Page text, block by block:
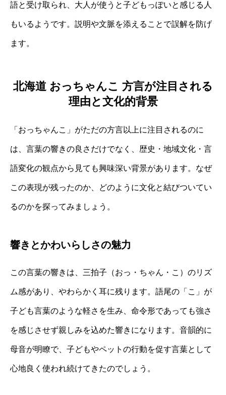
語と受け取られ、大人が使うと子どもっぽいと感じる人
もいるようです。説明や文脈を添えることで誤解を防げ
ます。
北海道 おっちゃんこ 方言が注目される
理由と文化的背景
「おっちゃんこ」がただの方言以上に注目されるのに
は、言葉の響きの良さだけでなく、歴史・地域文化・言
語変化の観点から見ても興味深い背景があります。なぜ
この表現が残ったのか、どのように文化と結びついてい
るのかを探ってみましょう。
響きとかわいらしさの魅力
この言葉の響きは、三拍子（おっ・ちゃん・こ）のリズ
ム感があり、やわらかく耳に残ります。語尾の「こ」が
子ども言葉のような軽さを生み、命令形であっても強さ
を感じさせず親しみを込めた響きになります。音韻的に
母音が明瞭で、子どもやペットの行動を促す言葉として
心地良く使われ続けてきたのでしょう。